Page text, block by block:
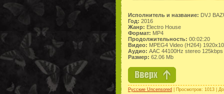
Исполнитель и название: DVJ
Год: 2016
Жанр: Electro House
Формат: MP4
Продолжительность: 00:02:20
Видео: MPEG4 Video (H264)
Аудио: AAC 44100Hz stereo 125kbps
Размер: 62.06 Mb
Русские Uncensored | Просмотров: 1013 |